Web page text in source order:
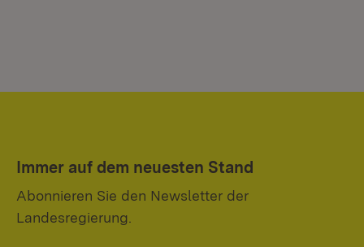
Immer auf dem neuesten Stand
Abonnieren Sie den Newsletter der
Landesregierung.